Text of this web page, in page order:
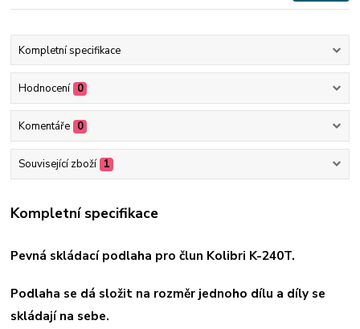
Kompletní specifikace
Hodnocení 0
Komentáře 0
Související zboží 1
Kompletní specifikace
Pevná skládací podlaha pro člun Kolibri K-240T.
Podlaha se dá složit na rozměr jednoho dílu a díly se
skládají na sebe.